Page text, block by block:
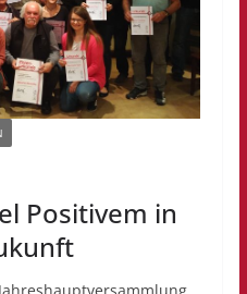
Positivem in